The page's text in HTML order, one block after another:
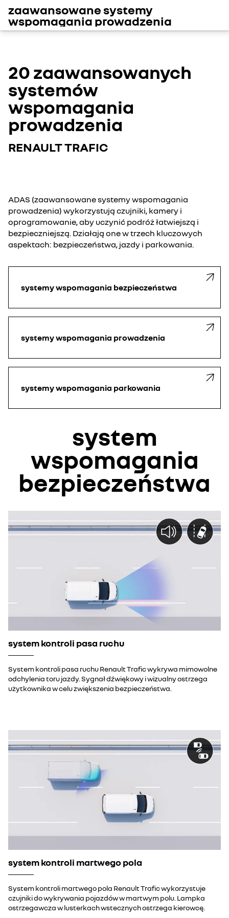
zaawansowane systemy
wspomagania prowadzenia
20 zaawansowanych
systemów
wspomagania
prowadzenia
RENAULT TRAFIC
ADAS (zaawansowane systemy wspomagania
prowadzenia) wykorzystują czujniki, kamery i
oprogramowanie, aby uczynić podróż łatwiejszą i
bezpieczniejszą. Działają one w trzech kluczowych
aspektach: bezpieczeństwa, jazdy i parkowania.
systemy wspomagania bezpieczeństwa
systemy wspomagania prowadzenia
systemy wspomagania parkowania
system
wspomagania
bezpieczeństwa
system kontroli pasa ruchu
System kontroli pasa ruchu Renault Trafic wykrywa mimowolne
odchylenia toru jazdy. Sygnał dźwiękowy i wizualny ostrzega
użytkownika w celu zwiększenia bezpieczeństwa.
system kontroli martwego pola
System kontroli martwego pola Renault Trafic wykorzystuje
czujniki do wykrywania pojazdów w martwym polu. Lampka
ostrzegawcza w lusterkach wstecznych ostrzega kierowcę.